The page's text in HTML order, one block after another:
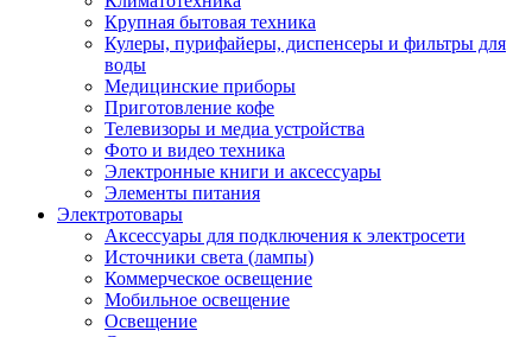
Крупная бытовая техника
Кулеры, пурифайеры, диспенсеры и фильтры для
воды
Медицинские приборы
Приготовление кофе
Телевизоры и медиа устройства
Фото и видео техника
Электронные книги и аксессуары
Элементы питания
Электротовары
Аксессуары для подключения к электросети
Источники света (лампы)
Коммерческое освещение
Мобильное освещение
Освещение